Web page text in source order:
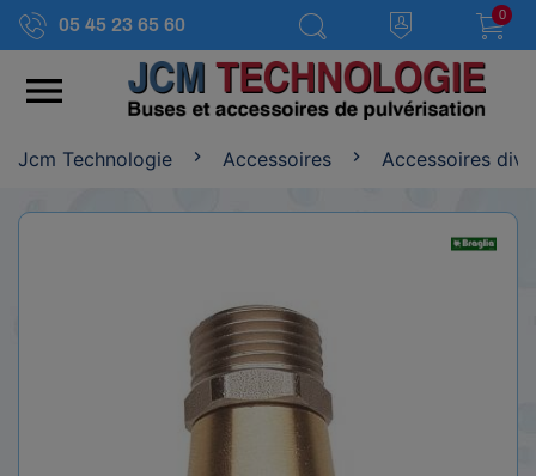
05 45 23 65 60
0

Jcm Technologie Accessoires Accessoires